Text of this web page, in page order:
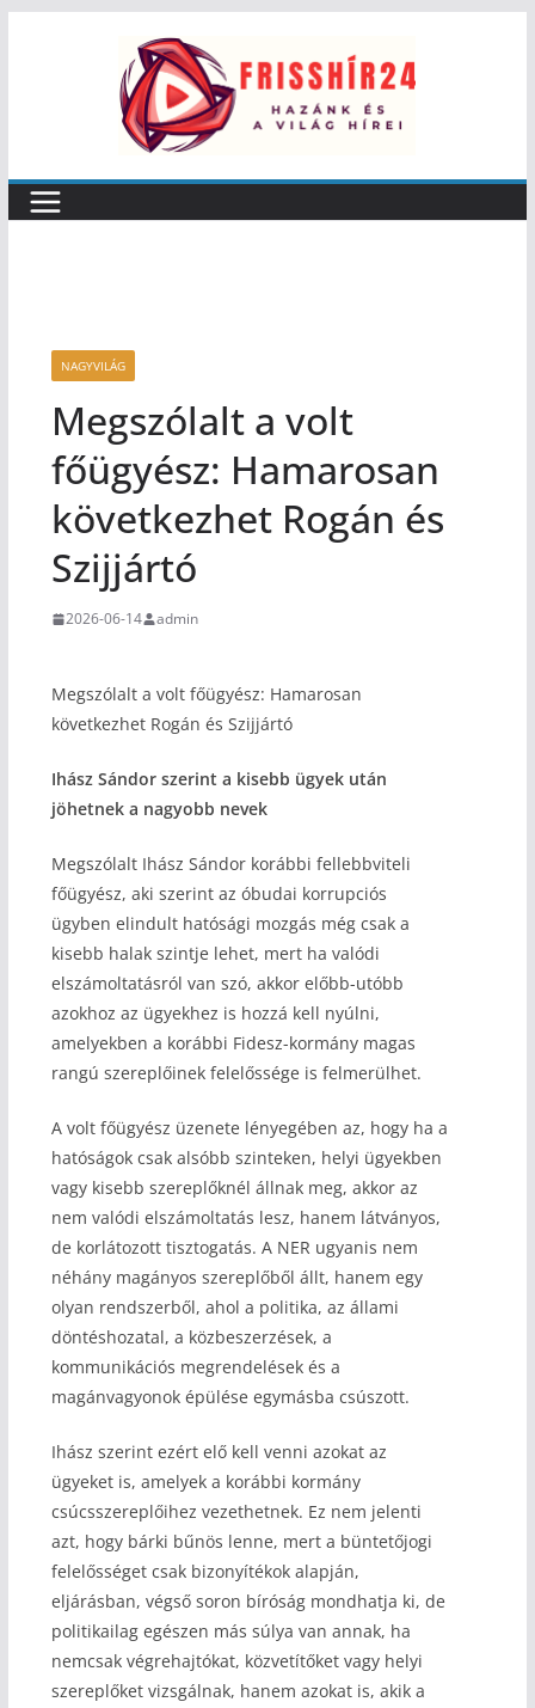
NAGYVILÁG
Megszólalt a volt
főügyész: Hamarosan
következhet Rogán és
Szijjártó
2026-06-14 admin
Megszólalt a volt főügyész: Hamarosan
következhet Rogán és Szijjártó
Ihász Sándor szerint a kisebb ügyek után
jöhetnek a nagyobb nevek
Megszólalt Ihász Sándor korábbi fellebbviteli
főügyész, aki szerint az óbudai korrupciós
ügyben elindult hatósági mozgás még csak a
kisebb halak szintje lehet, mert ha valódi
elszámoltatásról van szó, akkor előbb-utóbb
azokhoz az ügyekhez is hozzá kell nyúlni,
amelyekben a korábbi Fidesz-kormány magas
rangú szereplőinek felelőssége is felmerülhet.
A volt főügyész üzenete lényegében az, hogy ha a
hatóságok csak alsóbb szinteken, helyi ügyekben
vagy kisebb szereplőknél állnak meg, akkor az
nem valódi elszámoltatás lesz, hanem látványos,
de korlátozott tisztogatás. A NER ugyanis nem
néhány magányos szereplőből állt, hanem egy
olyan rendszerből, ahol a politika, az állami
döntéshozatal, a közbeszerzések, a
kommunikációs megrendelések és a
magánvagyonok épülése egymásba csúszott.
Ihász szerint ezért elő kell venni azokat az
ügyeket is, amelyek a korábbi kormány
csúcsszereplőihez vezethetnek. Ez nem jelenti
azt, hogy bárki bűnös lenne, mert a büntetőjogi
felelősséget csak bizonyítékok alapján,
eljárásban, végső soron bíróság mondhatja ki, de
politikailag egészen más súlya van annak, ha
nemcsak végrehajtókat, közvetítőket vagy helyi
szereplőket vizsgálnak, hanem azokat is, akik a